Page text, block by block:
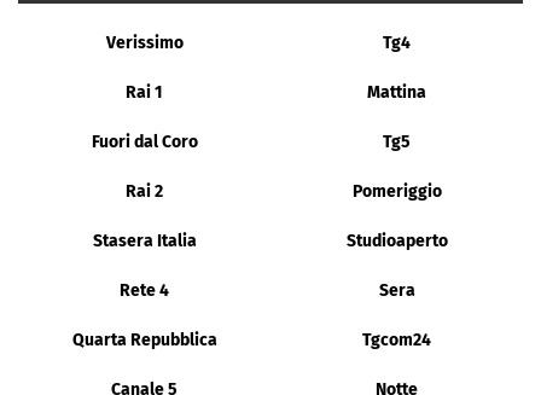
Verissimo Tg4
Rai 1 Mattina
Fuori dal Coro Tg5
Rai 2 Pomeriggio
Stasera Italia Studioaperto
Rete 4 Sera
Quarta Repubblica Tgcom24
Canale 5 Notte